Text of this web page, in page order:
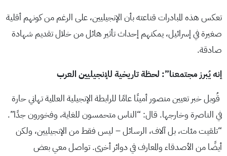
تعكس هذه المبادرات قناعته بأن الإنجيليين، على الرغم من كونهم أقلية
صغيرة في إسرائيل، يمكنهم إحداث تأثير هائل من خلال تقديم شهادة
صادقة.
إنه يُبرز مجتمعنا”: لحظة تاريخية للإنجيليين العرب
قُوبل خبر تعيين منصور أمينًا عامًا للرابطة الإنجيلية العالمية تهاني حارة
في الناصرة وخارجها. قال: “الناس متحمسون للغاية، وفخورون جدًا”.
“تلقيت مئات، بل آلاف، الرسائل – ليس فقط من الإنجيليين، ولكن
أيضًا من الأصدقاء والمعارف في دوائر أخرى. تواصل معي بعض